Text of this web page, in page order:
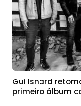
Gui Isnard
primeiro álbum